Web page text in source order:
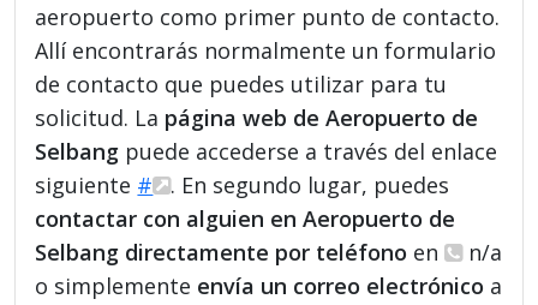
aeropuerto como primer punto de contacto.
Allí encontrarás normalmente un formulario
de contacto que puedes utilizar para tu
solicitud. La página web de Aeropuerto de
Selbang puede accederse a través del enlace
siguiente #
. En segundo lugar, puedes
contactar con alguien en Aeropuerto de
Selbang directamente por teléfono en
n/a
o simplemente envía un correo electrónico a